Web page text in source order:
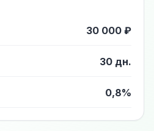
30 000 ₽
30 дн.
0,8%